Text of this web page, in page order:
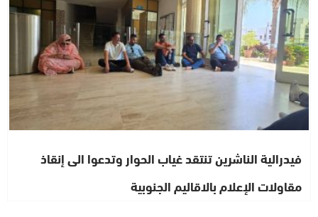
فيدرالية الناشرين تنتقد غياب الحوار وتدعوا الى إنقاذ
مقاولات الإعلام بالاقاليم الجنوبية